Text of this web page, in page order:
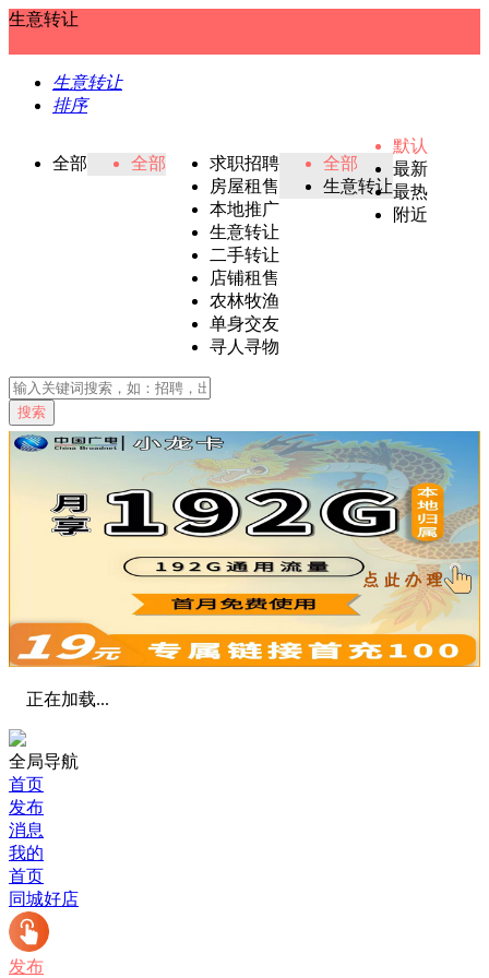
生意转让
生意转让
排序
全部 全部
求职招聘
房屋租售
本地推广
生意转让
二手转让
店铺租售
农林牧渔
单身交友
寻人寻物
全部
生意转让
默认
最新
最热
附近
搜索
正在加载...
全局导航
首页
发布
消息
我的
首页
同城好店
发布